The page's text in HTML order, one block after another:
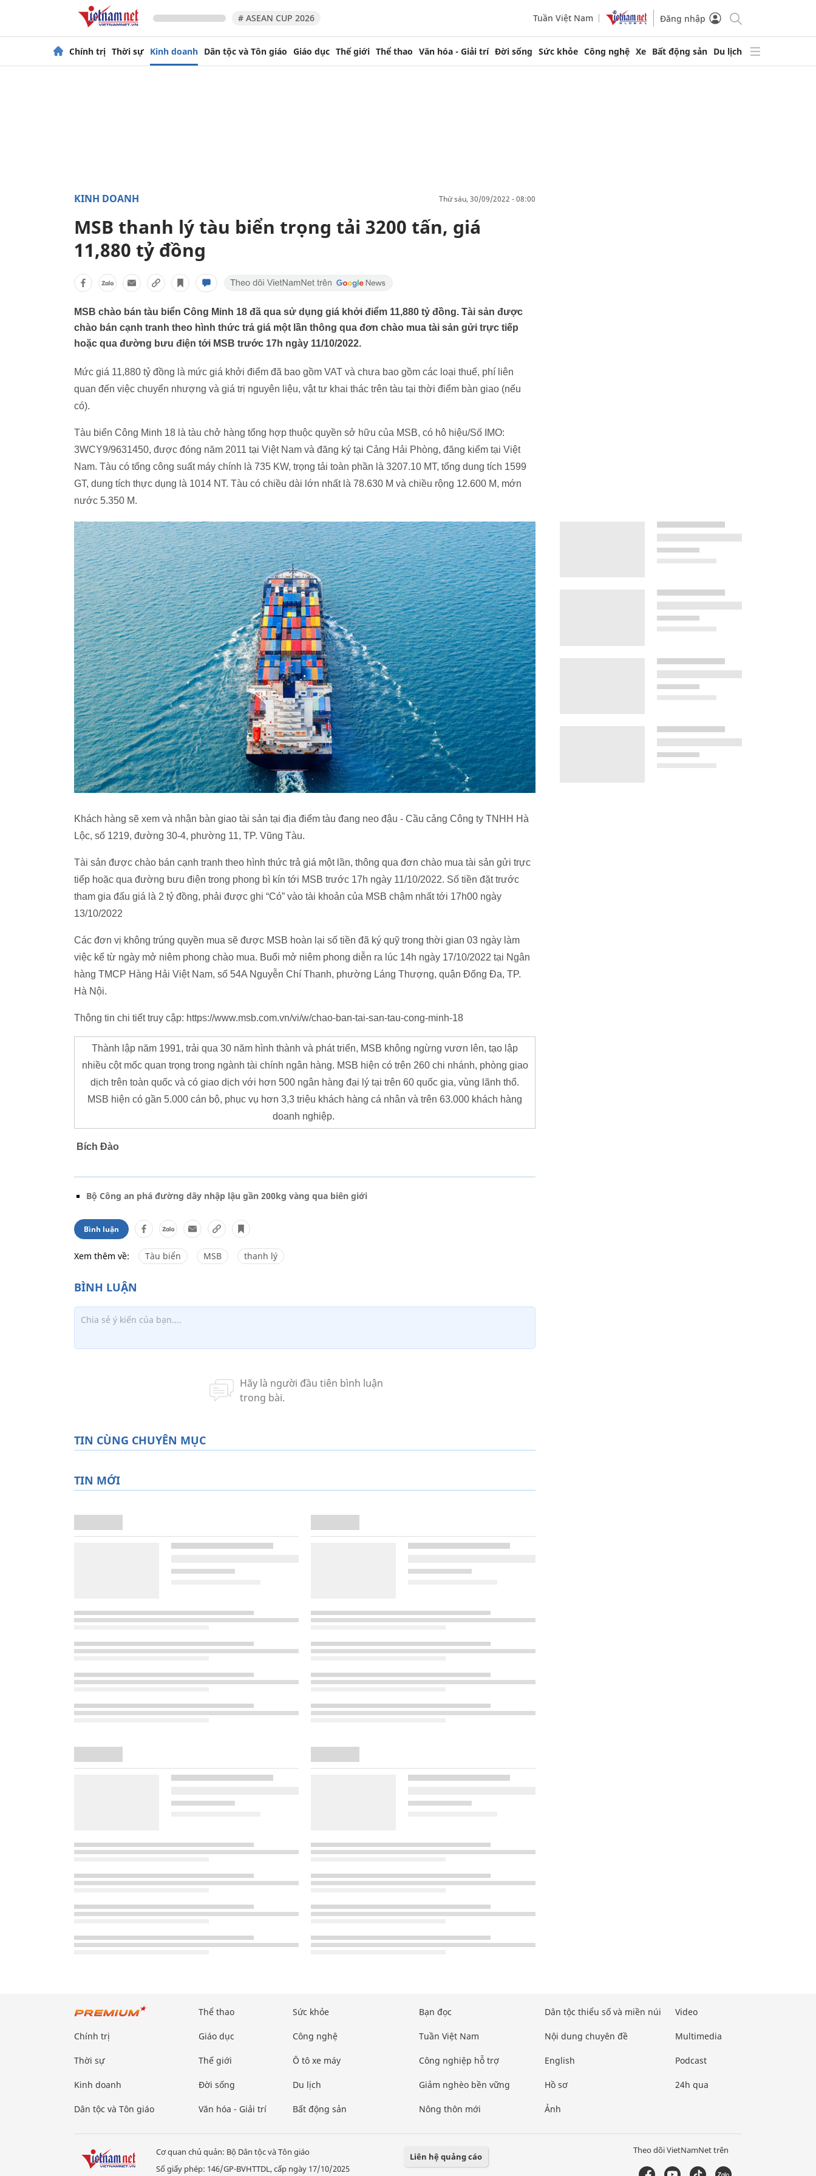
# ASEAN CUP 2026 Tuần Việt Nam Đăng nhập
Chính trị Thời sự Kinh doanh Dân tộc và Tôn giáo Giáo dục Thế giới Thể thao Văn hóa - Giải trí Đời sống Sức khỏe Công nghệ Xe Bất động sản Du lịch
KINH DOANH thứ sáu, 30/09/2022 - 08:00
MSB thanh lý tàu biển trọng tải 3200 tấn, giá
11,880 tỷ đồng
MSB chào bán tàu biển Công Minh 18 đã qua sử dụng giá khởi điểm 11,880 tỷ đồng. Tài sản được
chào bán cạnh tranh theo hình thức trả giá một lần thông qua đơn chào mua tài sản gửi trực tiếp
hoặc qua đường bưu điện tới MSB trước 17h ngày 11/10/2022.
Mức giá 11,880 tỷ đồng là mức giá khởi điểm đã bao gồm VAT và chưa bao gồm các loại thuế, phí liên
quan đến việc chuyển nhượng và giá trị nguyên liệu, vật tư khai thác trên tàu tại thời điểm bàn giao (nếu
có).
Tàu biển Công Minh 18 là tàu chở hàng tổng hợp thuộc quyền sở hữu của MSB, có hô hiệu/Số IMO:
3WCY9/9631450, được đóng năm 2011 tại Việt Nam và đăng ký tại Cảng Hải Phòng, đăng kiểm tại Việt
Nam. Tàu có tổng công suất máy chính là 735 KW, trọng tải toàn phần là 3207.10 MT, tổng dung tích 1599
GT, dung tích thực dụng là 1014 NT. Tàu có chiều dài lớn nhất là 78.630 M và chiều rộng 12.600 M, mớn
nước 5.350 M.
Khách hàng sẽ xem và nhận bàn giao tài sản tại địa điểm tàu đang neo đậu - Cầu cảng Công ty TNHH Hà
Lộc, số 1219, đường 30-4, phường 11, TP. Vũng Tàu.
Tài sản được chào bán cạnh tranh theo hình thức trả giá một lần, thông qua đơn chào mua tài sản gửi trực
tiếp hoặc qua đường bưu điện trong phong bì kín tới MSB trước 17h ngày 11/10/2022. Số tiền đặt trước
tham gia đấu giá là 2 tỷ đồng, phải được ghi “Có” vào tài khoản của MSB chậm nhất tới 17h00 ngày
13/10/2022
Các đơn vị không trúng quyền mua sẽ được MSB hoàn lại số tiền đã ký quỹ trong thời gian 03 ngày làm
việc kể từ ngày mở niêm phong chào mua. Buổi mở niêm phong diễn ra lúc 14h ngày 17/10/2022 tại Ngân
hàng TMCP Hàng Hải Việt Nam, số 54A Nguyễn Chí Thanh, phường Láng Thượng, quận Đống Đa, TP.
Hà Nội.
Thông tin chi tiết truy cập: https://www.msb.com.vn/vi/w/chao-ban-tai-san-tau-cong-minh-18
Thành lập năm 1991, trải qua 30 năm hình thành và phát triển, MSB không ngừng vươn lên, tạo lập
nhiều cột mốc quan trọng trong ngành tài chính ngân hàng. MSB hiện có trên 260 chi nhánh, phòng giao
dịch trên toàn quốc và có giao dịch với hơn 500 ngân hàng đại lý tại trên 60 quốc gia, vùng lãnh thổ.
MSB hiện có gần 5.000 cán bộ, phục vụ hơn 3,3 triệu khách hàng cá nhân và trên 63.000 khách hàng
doanh nghiệp.
Bích Đào
Bộ Công an phá đường dây nhập lậu gần 200kg vàng qua biên giới
Bình luận
Xem thêm về: Tàu biển MSB thanh lý
TIN CÙNG CHUYÊN MỤC
TIN MỚI
Chính trị
Thời sự
Kinh doanh
Dân tộc và Tôn giáo
Thể thao
Giáo dục
Thế giới
Đời sống
Văn hóa - Giải trí
Sức khỏe
Công nghệ
Ô tô xe máy
Du lịch
Bất động sản
Bạn đọc
Tuần Việt Nam
Công nghiệp hỗ trợ
Giảm nghèo bền vững
Nông thôn mới
Dân tộc thiểu số và miền núi
Nội dung chuyên đề
English
Hồ sơ
Ảnh
Video
Multimedia
Podcast
24h qua
Cơ quan chủ quản: Bộ Dân tộc và Tôn giáo
Số giấy phép: 146/GP-BVHTTDL, cấp ngày 17/10/2025
Liên hệ quảng cáo
Theo dõi VietNamNet trên